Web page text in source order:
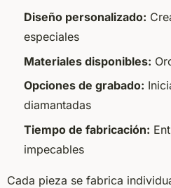
Diseño personalizado:
especiales
Materiales disponibles:
Opciones de grabado:
diamantadas
Tiempo de fabricación:
impecables
Cada pieza se fabrica